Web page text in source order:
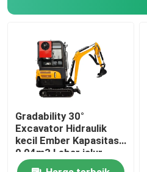
Gradability 30°
Excavator Hidraulik
kecil Ember Kapasitas
0,04m3 Lebar jalur
180mm